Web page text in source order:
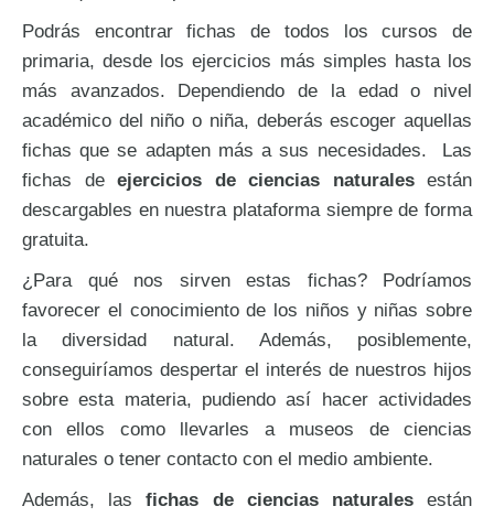
Podrás encontrar fichas de todos los cursos de
primaria, desde los ejercicios más simples hasta los
más avanzados. Dependiendo de la edad o nivel
académico del niño o niña, deberás escoger aquellas
fichas que se adapten más a sus necesidades. Las
fichas de ejercicios de ciencias naturalesestán
descargables en nuestra plataforma siempre de forma
gratuita.
¿Para qué nos sirven estas fichas? Podríamos
favorecer el conocimiento de los niños y niñas sobre
la diversidad natural. Además, posiblemente,
conseguiríamos despertar el interés de nuestros hijos
sobre esta materia, pudiendo así hacer actividades
con ellos como llevarles a museos de ciencias
naturales o tener contacto con el medio ambiente.
Además, lasfichas de ciencias naturalesestán